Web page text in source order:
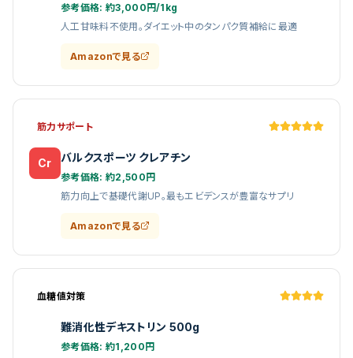
参考価格: 約3,000円/1kg
人工甘味料不使用。ダイエット中のタンパク質補給に最適
Amazonで見る
筋力サポート
Cr バルクスポーツ クレアチン
参考価格: 約2,500円
筋力向上で基礎代謝UP。最もエビデンスが豊富なサプリ
Amazonで見る
血糖値対策
難消化性デキストリン 500g
参考価格: 約1,200円